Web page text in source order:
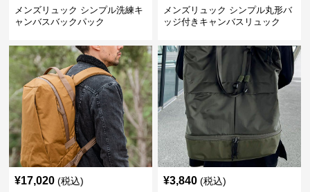
メンズリュック シンプル洗練キ
ャンバスバックパック
メンズリュック シンプル丸形バ
ッジ付きキャンバスリュック
¥17,020 (税込) ¥3,840 (税込)